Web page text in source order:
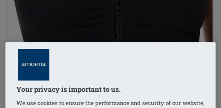
Your privacy is important to us.
We use cookies to ensure the performance and security of our website,